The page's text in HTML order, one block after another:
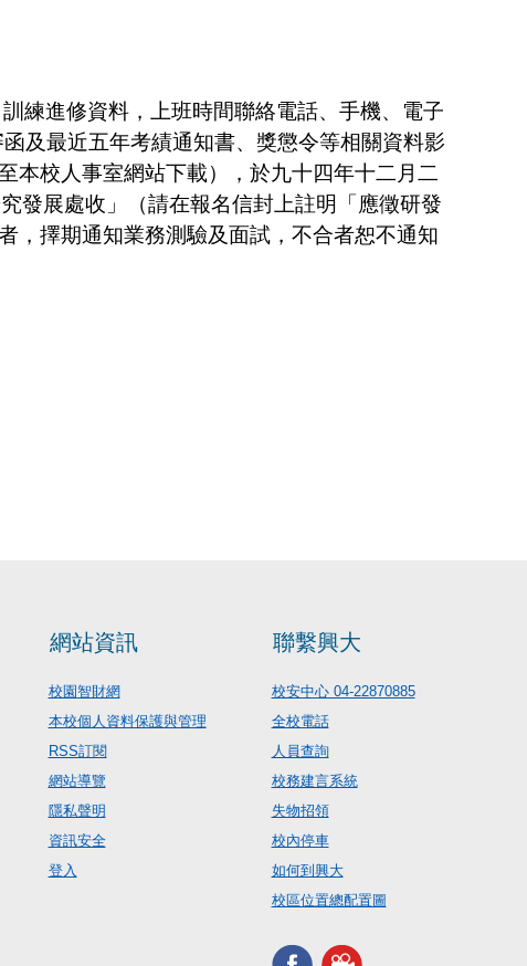
練進修資料，上班時間聯絡電話、手機、電子
及最近五年考績通知書、獎懲令等相關資料影
本校人事室網站下載），於九十四年十二月二
發展處收」（請在報名信封上註明「應徵研發
，擇期通知業務測驗及面試，不合者恕不通知
網站資訊
校園智財網
本校個人資料保護與管理
RSS訂閱
網站導覽
隱私聲明
資訊安全
登入
聯繫興大
校安中心 04-22870885
全校電話
人員查詢
校務建言系統
失物招領
校內停車
如何到興大
校區位置總配置圖